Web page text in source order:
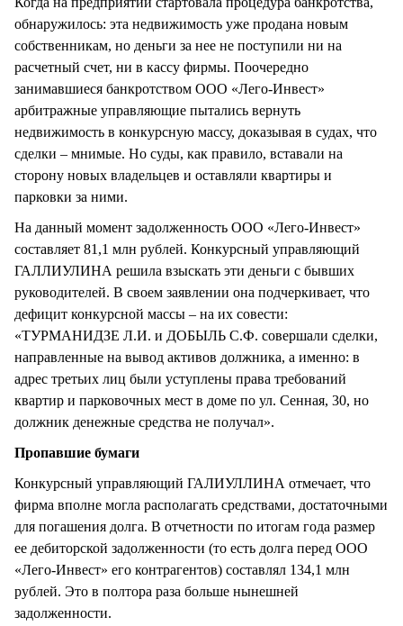
обнаружилось: эта недвижимость уже продана новым
собственникам, но деньги за нее не поступили ни на
расчетный счет, ни в кассу фирмы. Поочередно
занимавшиеся банкротством ООО «Лего-Инвест»
арбитражные управляющие пытались вернуть
недвижимость в конкурсную массу, доказывая в судах, что
сделки – мнимые. Но суды, как правило, вставали на
сторону новых владельцев и оставляли квартиры и
парковки за ними.
На данный момент задолженность ООО «Лего-Инвест»
составляет 81,1 млн рублей. Конкурсный управляющий
ГАЛЛИУЛИНА решила взыскать эти деньги с бывших
руководителей. В своем заявлении она подчеркивает, что
дефицит конкурсной массы – на их совести:
«ТУРМАНИДЗЕ Л.И. и ДОБЫЛЬ С.Ф. совершали сделки,
направленные на вывод активов должника, а именно: в
адрес третьих лиц были уступлены права требований
квартир и парковочных мест в доме по ул. Сенная, 30, но
должник денежные средства не получал».
Пропавшие бумаги
Конкурсный управляющий ГАЛИУЛЛИНА отмечает, что
фирма вполне могла располагать средствами, достаточными
для погашения долга. В отчетности по итогам года размер
ее дебиторской задолженности (то есть долга перед ООО
«Лего-Инвест» его контрагентов) составлял 134,1 млн
рублей. Это в полтора раза больше нынешней
задолженности.